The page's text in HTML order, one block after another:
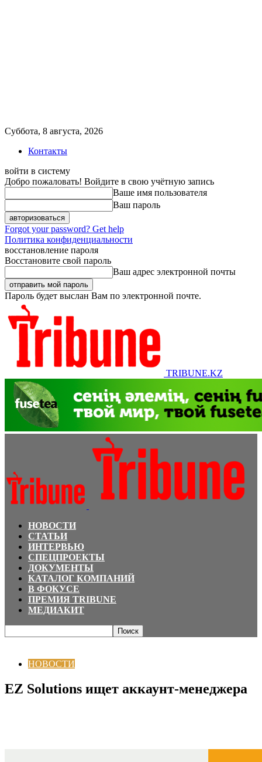
Суббота, 8 августа, 2026
Контакты
войти в систему
Добро пожаловать! Войдите в свою учётную запись
Ваше имя пользователя
Ваш пароль
Forgot your password? Get help
Политика конфиденциальности
восстановление пароля
Восстановите свой пароль
Ваш адрес электронной почты
Пароль будет выслан Вам по электронной почте.
TRIBUNE.KZ
НОВОСТИ
СТАТЬИ
ИНТЕРВЬЮ
СПЕЦПРОЕКТЫ
ДОКУМЕНТЫ
КАТАЛОГ КОМПАНИЙ
В ФОКУСЕ
ПРЕМИЯ TRIBUNE
МЕДИАКИТ
НОВОСТИ
EZ Solutions ищет аккаунт-менеджера